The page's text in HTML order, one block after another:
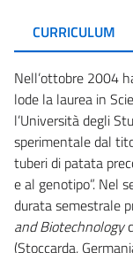
CURRICULUM
Nell’ottobre 2004
lode la laurea in
l’Università degli
sperimentale dal
tuberi di patata
e al genotipo”. Nel
durata semestrale
and Biotechnology
(Stoccarda,